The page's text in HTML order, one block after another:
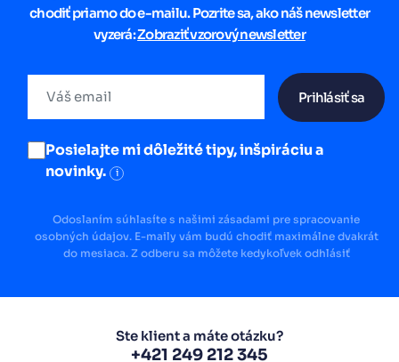
chodiť priamo do e-mailu. Pozrite sa, ako náš newsletter
vyzerá:Zobraziť vzorový newsletter
Prihlásiť sa
Posielajte mi dôležité tipy, inšpiráciu a
novinky.
i
Odoslaním súhlasíte s našimi zásadami pre spracovanie
osobných údajov. E-maily vám budú chodiť maximálne dvakrát
do mesiaca. Z odberu sa môžete kedykoľvek odhlásiť
Ste klient a máte otázku?
+421 249 212 345